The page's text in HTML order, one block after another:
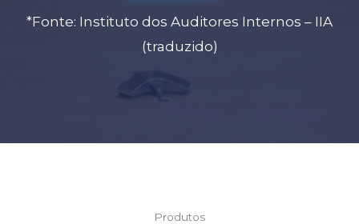
*Fonte: Instituto dos Auditores Internos – IIA
(traduzido)
Produtos